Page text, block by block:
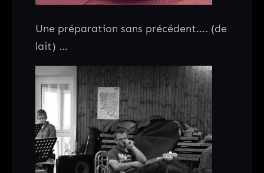
Une préparation sans précédent…. (de
lait) …